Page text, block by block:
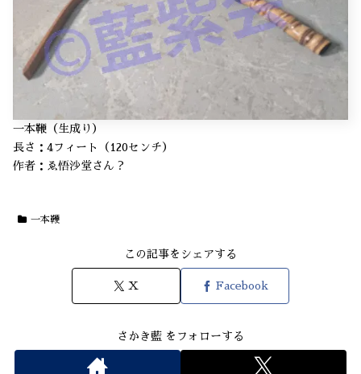
一本鞭（生成り）
長さ：4フィート（120センチ）
作者：ゑ悟沙堂さん？
一本鞭
この記事をシェアする
X Facebook
さかき藍 をフォローする